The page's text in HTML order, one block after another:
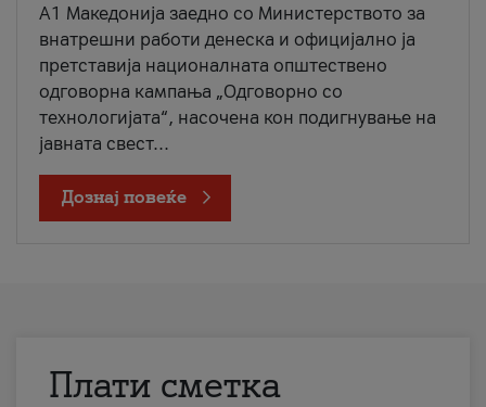
A1 Македонија заедно со Министерството за
внатрешни работи денеска и официјално ја
претставија националната општествено
одговорна кампања „Одговорно со
технологијата“, насочена кон подигнување на
јавната свест...
Дознај повеќе
Плати сметка